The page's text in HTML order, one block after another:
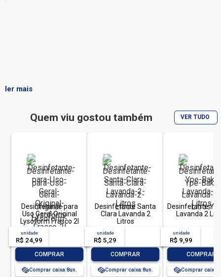
ler mais
Quem viu gostou também VER TUDO
Desinfetante para
Uso Geral Original
Lysoform Frasco 2l
unidade
R$ 24,99
COMPRAR
Comprar caixa:8
Desinfetante Santa
Clara Lavanda 2
Litros
unidade
R$ 5,29
COMPRAR
Comprar caixa:8
Desinfetante
Lavanda 2
unidade
R$ 9,99
COMPRAR
Comprar caixa: